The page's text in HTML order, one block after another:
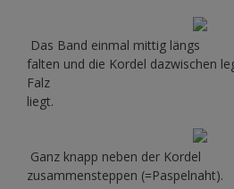
Das Band einmal mittig längs
falten und die Kordel dazwischen
Falz
liegt.
Ganz knapp neben der Kordel
zusammensteppen (=Paspelnaht).